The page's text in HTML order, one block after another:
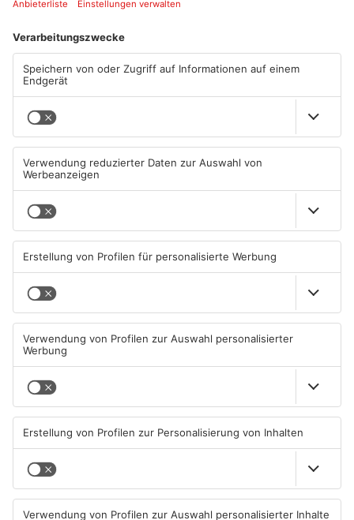
Primaveraland
TOPNEWS
Schwimmbäder im
erhebliche Mängel auf
06.08.2026, 06:37 UHR IN
PRIMAVERALAND
TOPNEWS
06.08.2026, 06:34 UHR IN
PRIMAVERALAND
Brände in Seligenstadt,
Waldaschaff und zwischen
Hanau und Kahl
Gewässer im Primaveraland
leiden unter Trockenheit